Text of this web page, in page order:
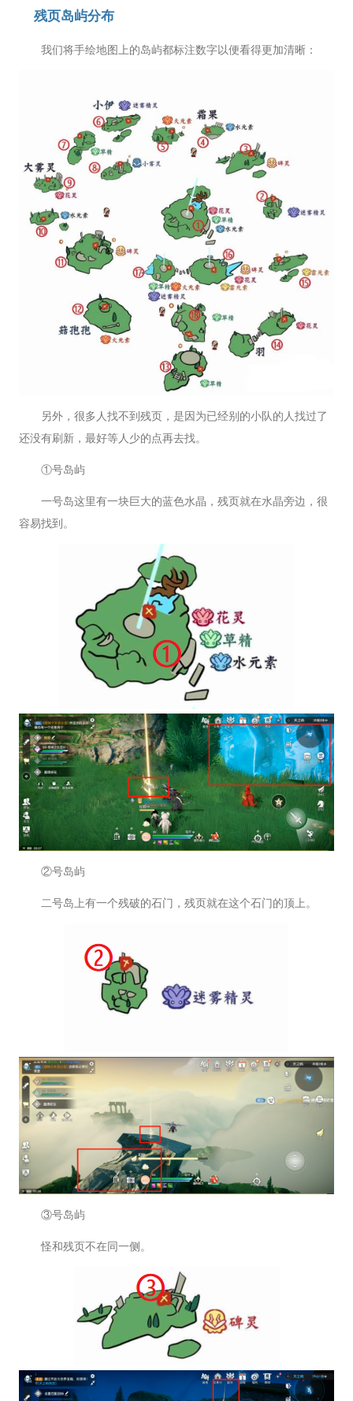
残页岛屿分布
我们将手绘地图上的岛屿都标注数字以便看得更加清晰：
另外，很多人找不到残页，是因为已经别的小队的人找过了
还没有刷新，最好等人少的点再去找。
①号岛屿
一号岛这里有一块巨大的蓝色水晶，残页就在水晶旁边，很
容易找到。
②号岛屿
二号岛上有一个残破的石门，残页就在这个石门的顶上。
③号岛屿
怪和残页不在同一侧。